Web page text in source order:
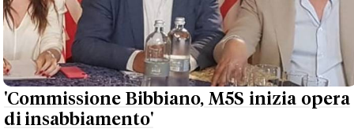
'Commissione Bibbiano, M5S inizia opera
di insabbiamento'